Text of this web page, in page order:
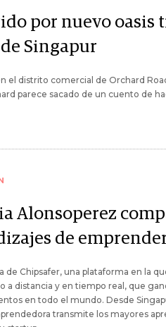
por nuevo oasis
Singapur
el distrito comercial de Orchard
parece sacado de un cuento de
Alonsoperez
de
de Chipsafer, una plataforma en la
a distancia y en tiempo real, que
en todo el mundo. Desde
transmite los mayores